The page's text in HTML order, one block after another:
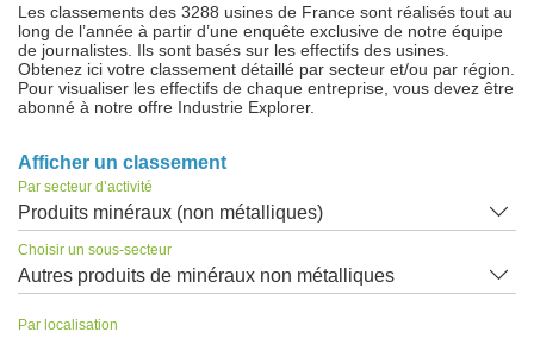
Les classements des 3288 usines de France sont réalisés tout au
long de l’année à partir d’une enquête exclusive de notre équipe
de journalistes. Ils sont basés sur les effectifs des usines.
Obtenez ici votre classement détaillé par secteur et/ou par région.
Pour visualiser les effectifs de chaque entreprise, vous devez être
abonné à notre offre Industrie Explorer.
Afficher un classement
Par secteur d’activité
Produits minéraux (non métalliques)
Choisir un sous-secteur
Autres produits de minéraux non métalliques
Par localisation